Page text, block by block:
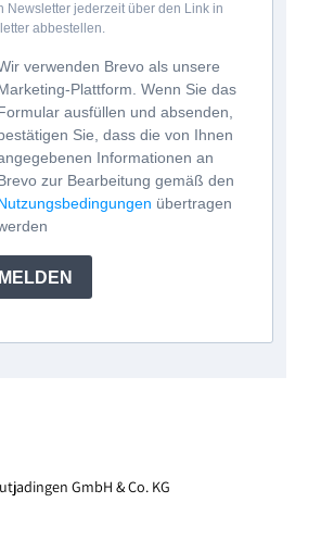
Newsletter jederzeit über den Link in
abbestellen.
verwenden Brevo als unsere
Plattform. Wenn Sie das
ausfüllen und absenden,
Sie, dass die von Ihnen
Informationen an
zur Bearbeitung gemäß den
übertragen
GmbH & Co. KG